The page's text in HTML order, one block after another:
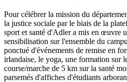
Pour célébrer la mission du
la justice sociale par le biais de la
sport et santé d'Adler a mis en œuvre
sensibilisation sur l'ensemble du
ponctué d'événements de remise en
irlandaise, le yoga, une formation sur
course/marche de 5 km sur la santé
parsemés d'affiches d'étudiants